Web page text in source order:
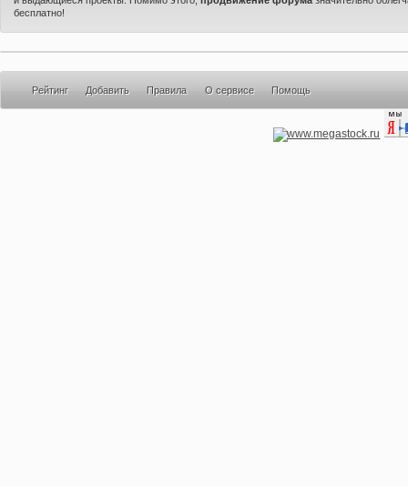
бесплатно!
Рейтинг Добавить Правила О сервисе Помощь